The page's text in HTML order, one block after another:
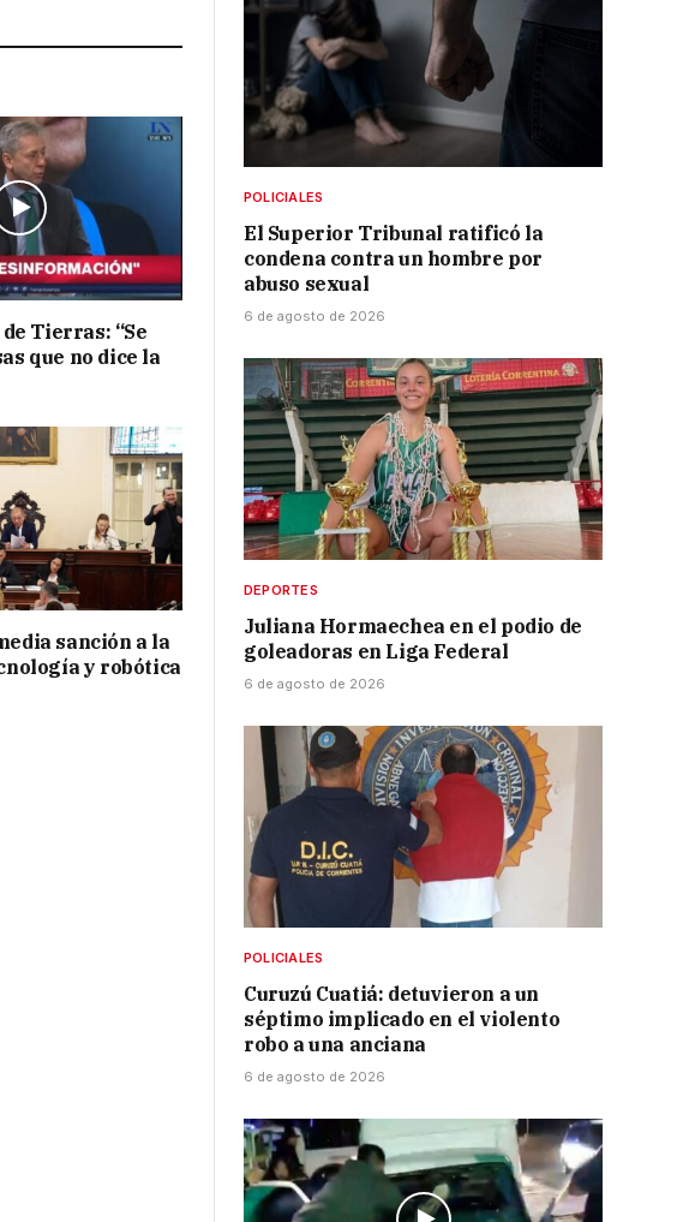
Tierras: “Se
que no dice la
sanción a la
y robótica
POLICIALES
El Superior Tribunal ratificó la
condena contra un hombre por
abuso sexual
6 de agosto de 2026
DEPORTES
Juliana Hormaechea en el podio de
goleadoras en Liga Federal
6 de agosto de 2026
POLICIALES
Curuzú Cuatiá: detuvieron a un
séptimo implicado en el violento
robo a una anciana
6 de agosto de 2026